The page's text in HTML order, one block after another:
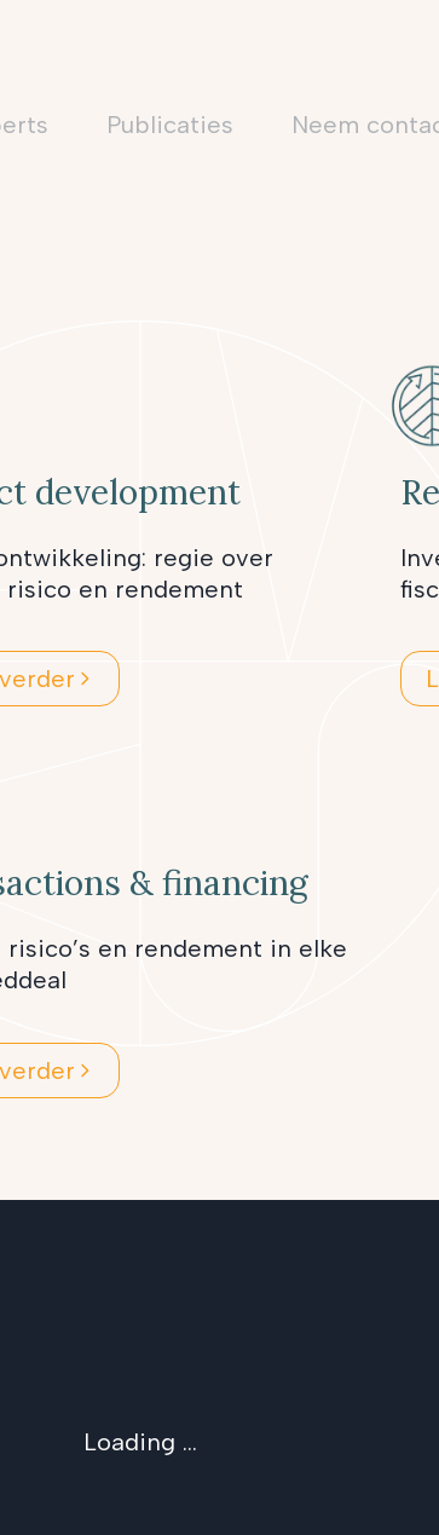
Publicaties neem
development
regie over
risico en rendement
& financing
en rendement in elke
Loading ...